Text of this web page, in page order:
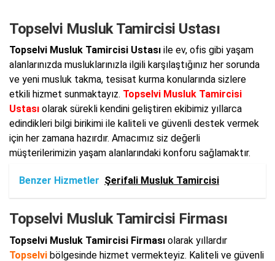
Topselvi Musluk Tamircisi Ustası
Topselvi Musluk Tamircisi Ustası ile ev, ofis gibi yaşam
alanlarınızda musluklarınızla ilgili karşılaştığınız her sorunda
ve yeni musluk takma, tesisat kurma konularında sizlere
etkili hizmet sunmaktayız. Topselvi Musluk Tamircisi
Ustası olarak sürekli kendini geliştiren ekibimiz yıllarca
edindikleri bilgi birikimi ile kaliteli ve güvenli destek vermek
için her zamana hazırdır. Amacımız siz değerli
müşterilerimizin yaşam alanlarındaki konforu sağlamaktır.
Benzer Hizmetler Şerifali Musluk Tamircisi
Topselvi Musluk Tamircisi Firması
Topselvi Musluk Tamircisi Firması olarak yıllardır
Topselvi bölgesinde hizmet vermekteyiz. Kaliteli ve güvenli